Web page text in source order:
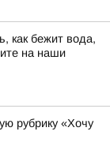
как бежит вода,
на наши
рубрику «Хочу